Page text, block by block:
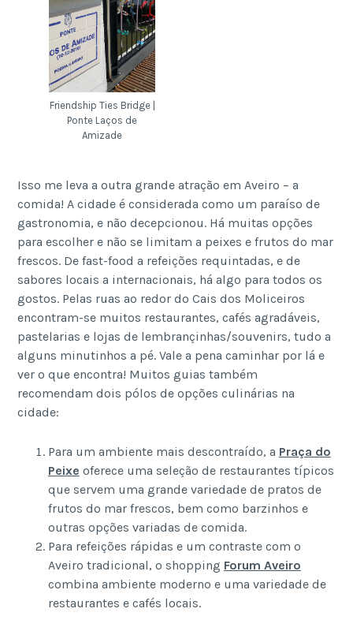
Friendship Ties Bridge |
Ponte Laços de
Amizade
Isso me leva a outra grande atração em Aveiro – a
comida! A cidade é considerada como um paraíso de
gastronomia, e não decepcionou. Há muitas opções
para escolher e não se limitam a peixes e frutos do mar
frescos. De fast-food a refeições requintadas, e de
sabores locais a internacionais, há algo para todos os
gostos. Pelas ruas ao redor do Cais dos Moliceiros
encontram-se muitos restaurantes, cafés agradáveis,
pastelarias e lojas de lembrançinhas/souvenirs, tudo a
alguns minutinhos a pé. Vale a pena caminhar por lá e
ver o que encontra! Muitos guias também
recomendam dois pólos de opções culinárias na
cidade:
Para um ambiente mais descontraído, a Praça do
Peixe oferece uma seleção de restaurantes típicos
que servem uma grande variedade de pratos de
frutos do mar frescos, bem como barzinhos e
outras opções variadas de comida.
Para refeições rápidas e um contraste com o
Aveiro tradicional, o shopping Forum Aveiro
combina ambiente moderno e uma variedade de
restaurantes e cafés locais.